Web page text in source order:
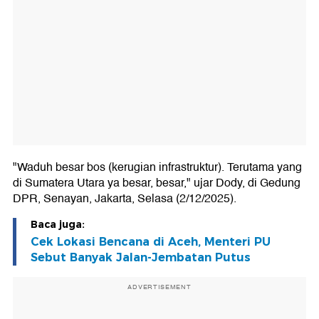
"Waduh besar bos (kerugian infrastruktur). Terutama yang
di Sumatera Utara ya besar, besar," ujar Dody, di Gedung
DPR, Senayan, Jakarta, Selasa (2/12/2025).
Baca juga:
Cek Lokasi Bencana di Aceh, Menteri PU
Sebut Banyak Jalan-Jembatan Putus
ADVERTISEMENT